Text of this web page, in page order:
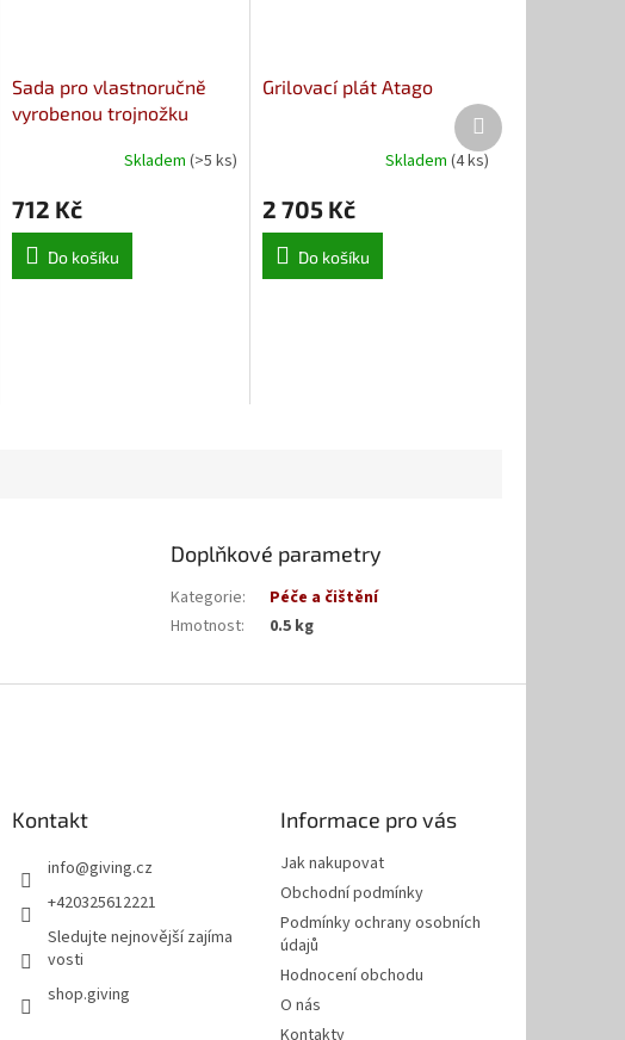
Sada pro vlastnoručně
vyrobenou trojnožku
Skladem(>5 ks)
712 Kč
Do košíku
Grilovací plát Atago
Skladem (4 ks)
2 705 Kč
Do košíku
Další
produkt
Doplňkové parametry
Kategorie:
Péče a čištění
Hmotnost: 0.5 kg
Kontakt
info@giving.cz
+420325612221
Sledujte nejnovější zajíma
vosti
shop.giving
Informace pro vás
Jak nakupovat
Obchodní podmínky
Podmínky ochrany osobních
údajů
Hodnocení obchodu
O nás
Kontakty